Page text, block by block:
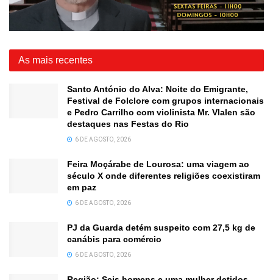
As mais recentes
Santo António do Alva: Noite do Emigrante,
Festival de Folclore com grupos internacionais
e Pedro Carrilho com violinista Mr. Vlalen são
destaques nas Festas do Rio
6 DE AGOSTO, 2026
Feira Moçárabe de Lourosa: uma viagem ao
século X onde diferentes religiões coexistiram
em paz
6 DE AGOSTO, 2026
PJ da Guarda detém suspeito com 27,5 kg de
canábis para comércio
6 DE AGOSTO, 2026